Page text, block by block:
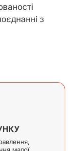
з